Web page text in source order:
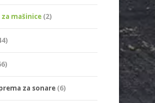
mašinice (2)
za sonare (6)